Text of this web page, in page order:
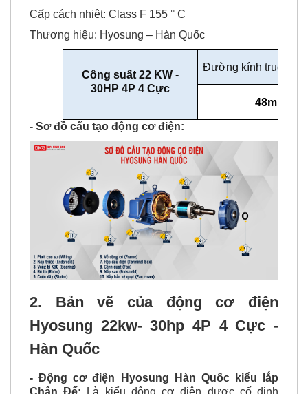
Cấp cách nhiệt: Class F 155 ° C
Thương hiệu: Hyosung – Hàn Quốc
Công suất 22 KW -
30HP 4P 4 Cực
Đường kính trục
48mm
- Sơ đồ cấu tạo động cơ điện:
2. Bản vẽ của động cơ điện
Hyosung 22kw- 30hp 4P 4 Cực -
Hàn Quốc
- Động cơ điện Hyosung Hàn Quốc kiểu lắp